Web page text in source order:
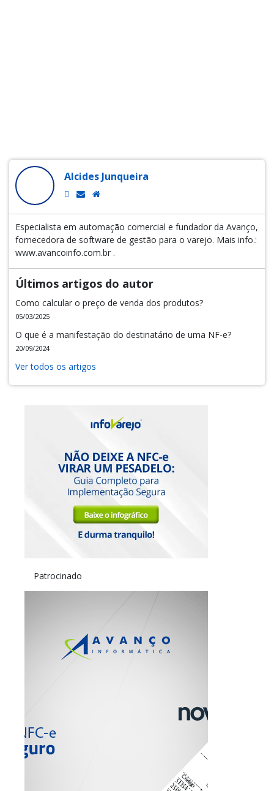
Alcides Junqueira
Especialista em automação comercial e fundador da Avanço,
fornecedora de software de gestão para o varejo. Mais info.:
www.avancoinfo.com.br .
Últimos artigos do autor
Como calcular o preço de venda dos produtos?
05/03/2025
O que é a manifestação do destinatário de uma NF-e?
20/09/2024
Ver todos os artigos
Patrocinado